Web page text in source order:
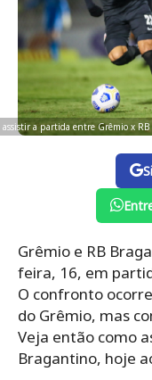
assistir a partida entre Grêmio x
Grêmio e RB
feira, 16, em
O confronto
do Grêmio, mas
Veja então como
Bragantino, hoje